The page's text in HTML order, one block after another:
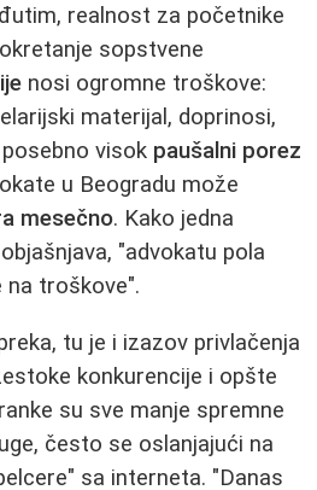
realnost za početnike
sopstvene
nosi ogromne troškove:
materijal, doprinosi,
visok paušalni porez
u Beogradu može
mesečno. Kako jedna
"advokatu pola
na troškove".
tu je i izazov privlačenja
konkurencije i opšte
su sve manje spremne
često se oslanjajući na
sa interneta. "Danas